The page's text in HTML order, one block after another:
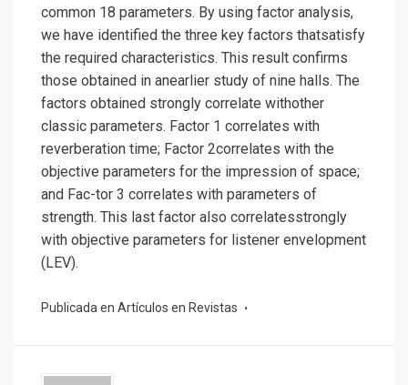
common 18 parameters. By using factor analysis,
we have identified the three key factors thatsatisfy
the required characteristics. This result confirms
those obtained in anearlier study of nine halls. The
factors obtained strongly correlate withother
classic parameters. Factor 1 correlates with
reverberation time; Factor 2correlates with the
objective parameters for the impression of space;
and Fac-tor 3 correlates with parameters of
strength. This last factor also correlatesstrongly
with objective parameters for listener envelopment
(LEV).
Publicada en Artículos en Revistas